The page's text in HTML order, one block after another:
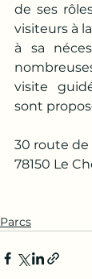
de ses
visiteurs à
à sa
visite
sont
30 route de
78150 Le
Parcs